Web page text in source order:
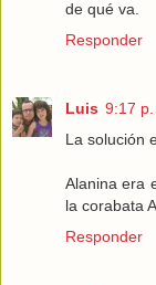
de qué va.
Responder
Luis 9:17 p.
La solución
Alanina era
la corabata
Responder